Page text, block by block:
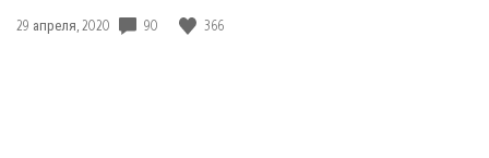
Дата
29 апреля, 2020 90 366